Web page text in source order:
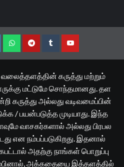
WhatsappTelegramTumblrYouTube
கருத்து மற்றும்
மட்டுமே சொந்தமானது. தள
கருத்து அல்லது வடிவமைப்பின்
/ பயன்படுத்த முடியாது. இந்த
வாசகர்களால் அல்லது பிரபல
என நம்பப்படுகிறது. இதனால்
அதற்கு நாங்கள் பொறுப்பு
அக்கதையை இத்தளத்தில்